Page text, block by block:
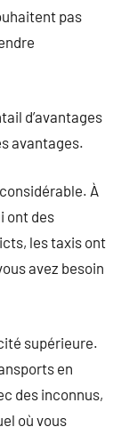
pas
d’avantages
avantages.
À
ont des
les taxis ont
avez besoin
supérieure.
en
des inconnus,
où vous